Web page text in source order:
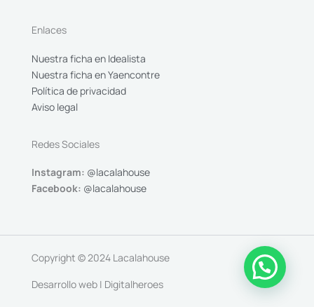
Enlaces
Nuestra ficha en Idealista
Nuestra ficha en Yaencontre
Política de privacidad
Aviso legal
Redes Sociales
Instagram: @lacalahouse
Facebook: @lacalahouse
Copyright © 2024 Lacalahouse
Desarrollo web | Digitalheroes